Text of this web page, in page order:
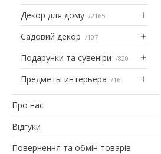
Декор для дому 2165
Садовий декор 107
Подарунки та сувеніри 820
Предметы интерьера 16
Про нас
Відгуки
Повернення та обмін товарів